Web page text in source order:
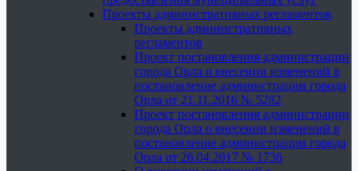
Проекты административных регламентов
Проекты административных
регламентов
Проект постановления администрации
города Орла о внесении изменений в
постановление администрации города
Орла от 21.11.2016 № 5282
Проект постановления администрации
города Орла о внесении изменений в
постановление администрации города
Орла от 26.04.2017 № 1736